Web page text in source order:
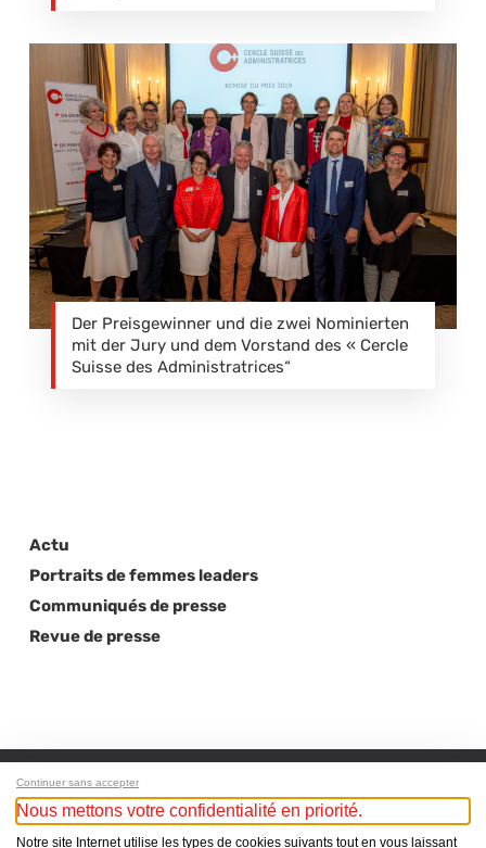
Der Preisgewinner und die zwei Nominierten
mit der Jury und dem Vorstand des « Cercle
Suisse des Administratrices“
Actu
Portraits de femmes leaders
Communiqués de presse
Revue de presse
Next Post
Continuer sans accepter
Nous mettons votre confidentialité en priorité.
Notre site Internet utilise les types de cookies suivants tout en vous laissant